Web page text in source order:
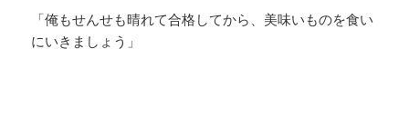
「俺もせんせも晴れて合格してから、美味いものを食い
にいきましょう」